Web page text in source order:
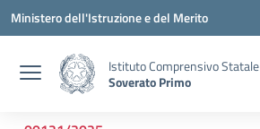
Vai ai contenuti
Vai al menu di navigazione
Vai al footer
Ministero dell'Istruzione e del Merito
Istituto Comprensivo Statale
Soverato Primo